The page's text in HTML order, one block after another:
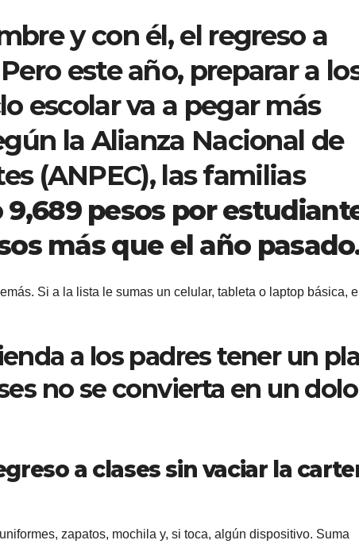
y con él, el regreso a
este año, preparar a
escolar va a pegar más
la Alianza Nacional de
(ANPEC), las familias
9,689 pesos por
más que el año pasado
Si a la lista le sumas un celular, tableta o laptop básica,
a los padres tener un
no se convierta en un
a clases sin vaciar la
zapatos, mochila y, si toca, algún dispositivo. Suma